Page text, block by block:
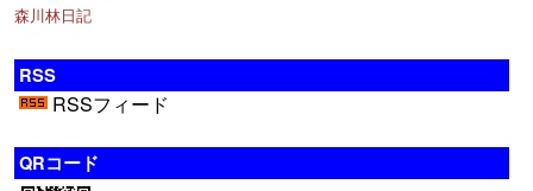
森川林日記
RSS
RSSフィード
QRコード